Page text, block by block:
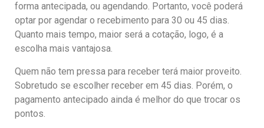
forma antecipada, ou agendando. Portanto, você poderá
optar por agendar o recebimento para 30 ou 45 dias.
Quanto mais tempo, maior será a cotação, logo, é a
escolha mais vantajosa.
Quem não tem pressa para receber terá maior proveito.
Sobretudo se escolher receber em 45 dias. Porém, o
pagamento antecipado ainda é melhor do que trocar os
pontos.